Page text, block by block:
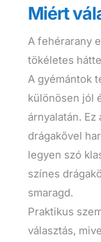
Miért
A fehérarany
tökéletes
A gyémántok
különösen jól
árnyalatán.
drágakővel
legyen szó
színes
smaragd.
Praktikus
választás,